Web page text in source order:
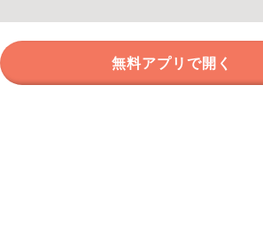
無料アプリで開く